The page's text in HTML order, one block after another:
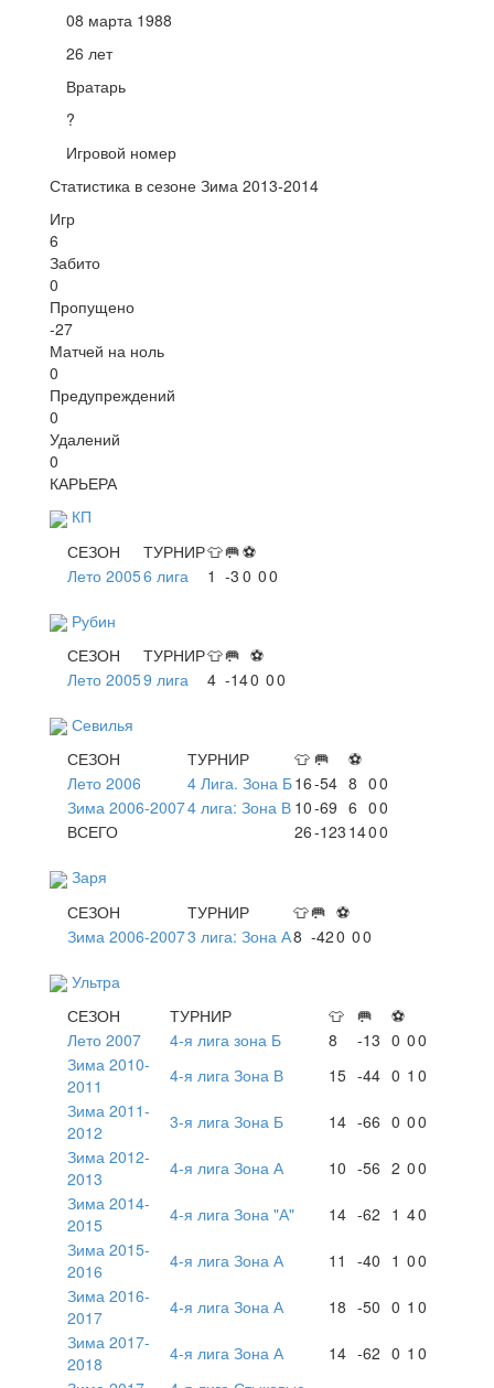
08 марта 1988
26 лет
Вратарь
?
Игровой номер
Статистика в сезоне Зима 2013-2014
Игр
6
Забито
0
Пропущено
-27
Матчей на ноль
0
Предупреждений
0
Удалений
0
КАРЬЕРА
КП
СЕЗОН
ТУРНИР👕🥅⚽
Лето 20056 лига 1 -3 0 00
Рубин
СЕЗОН
ТУРНИР👕🥅 ⚽
Лето 20059 лига 4 -140 00
Севилья
СЕЗОН
ТУРНИР 👕 🥅
⚽
Лето 2006
4 Лига. Зона Б16-54 8 00
Зима 2006-20074 лига: Зона В 10-69 6 00
ВСЕГО
26-123 1400
Заря
СЕЗОН
ТУРНИР 👕🥅 ⚽
Зима 2006-20073 лига: Зона А8 -420 00
Ультра
СЕЗОН
ТУРНИР 👕 🥅
⚽
Лето 2007
4-я лига зона Б 8 -13 0 00
Зима 2010-
2011
4-я лига Зона В 15 -44 0 1 0
Зима 2011-
2012
3-я лига Зона Б 14 -66 0 00
Зима 2012-
2013
4-я лига Зона А 10 -56 2 00
Зима 2014-
2015
4-я лига Зона "А" 14 -62 1 40
Зима 2015-
2016
4-я лига Зона А 11 -40 1 00
Зима 2016-
2017
4-я лига Зона А 18 -50 0 1 0
Зима 2017-
2018
4-я лига Зона А 14 -62 0 1 0